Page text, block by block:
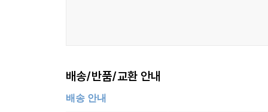
배송/반품/교환 안내
배송 안내